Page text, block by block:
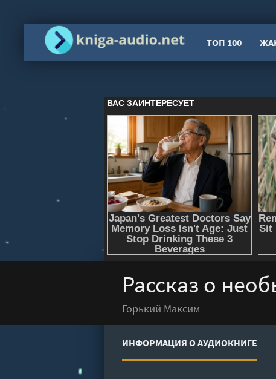
ТОП 100
Рассказ о
Горький Максим
ИНФОРМАЦИЯ О АУДИОКНИГЕ